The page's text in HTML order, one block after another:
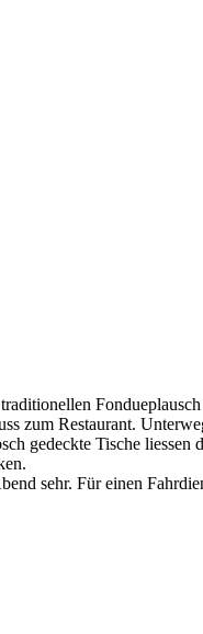
zum Restaurant.
gedeckte Tische
sehr. Für einen